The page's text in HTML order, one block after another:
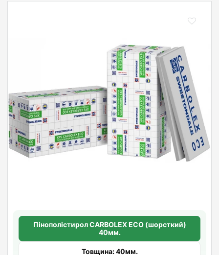
Пінополістирол CARBOLEX ECO (шорсткий)
40мм.
Товщина: 40мм.